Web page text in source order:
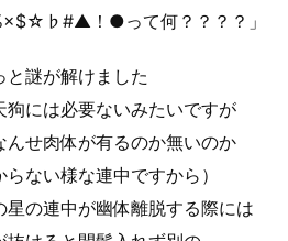
！●って何？？？？」
と謎が解けました
狗には必要ないみたいですが
んせ肉体が有るのか無いのか
らない様な連中ですから）
星の連中が幽体離脱する際には